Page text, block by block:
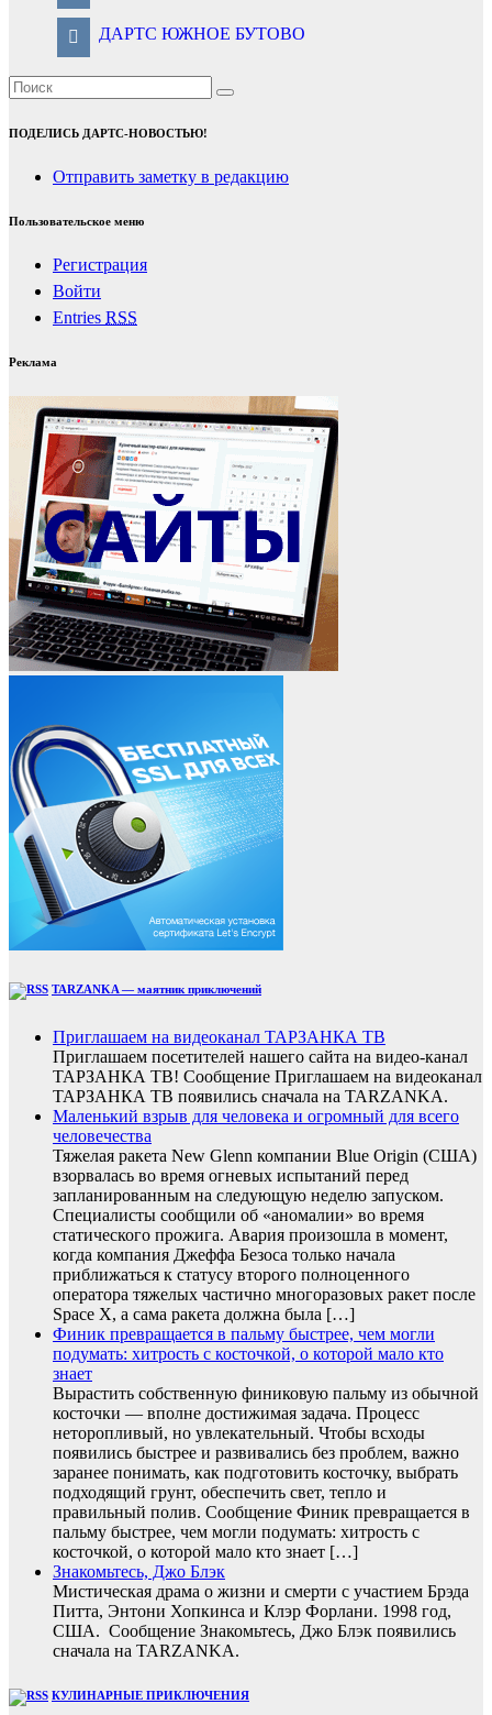
ДАРТС ЮЖНОЕ БУТОВО
ПОДЕЛИСЬ ДАРТС-НОВОСТЬЮ!
Отправить заметку в редакцию
Пользовательское меню
Регистрация
Войти
Entries RSS
Реклама
TARZANKA — маятник приключений
Приглашаем на видеоканал ТАРЗАНКА ТВ
Приглашаем посетителей нашего сайта на видео-канал
ТАРЗАНКА ТВ! Сообщение Приглашаем на видеоканал
ТАРЗАНКА ТВ появились сначала на TARZANKA.
Маленький взрыв для человека и огромный для всего
человечества
Тяжелая ракета New Glenn компании Blue Origin (США)
взорвалась во время огневых испытаний перед
запланированным на следующую неделю запуском.
Специалисты сообщили об «аномалии» во время
статического прожига. Авария произошла в момент,
когда компания Джеффа Безоса только начала
приближаться к статусу второго полноценного
оператора тяжелых частично многоразовых ракет после
Space X, а сама ракета должна была […]
Финик превращается в пальму быстрее, чем могли
подумать: хитрость с косточкой, о которой мало кто
знает
Вырастить собственную финиковую пальму из обычной
косточки — вполне достижимая задача. Процесс
неторопливый, но увлекательный. Чтобы всходы
появились быстрее и развивались без проблем, важно
заранее понимать, как подготовить косточку, выбрать
подходящий грунт, обеспечить свет, тепло и
правильный полив. Сообщение Финик превращается в
пальму быстрее, чем могли подумать: хитрость с
косточкой, о которой мало кто знает […]
Знакомьтесь, Джо Блэк
Мистическая драма о жизни и смерти с участием Брэда
Питта, Энтони Хопкинса и Клэр Форлани. 1998 год,
США. Сообщение Знакомьтесь, Джо Блэк появились
сначала на TARZANKA.
КУЛИНАРНЫЕ ПРИКЛЮЧЕНИЯ